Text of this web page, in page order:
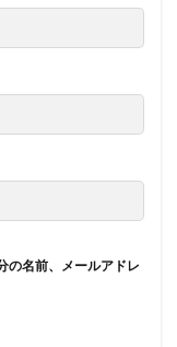
の名前、メールアドレ